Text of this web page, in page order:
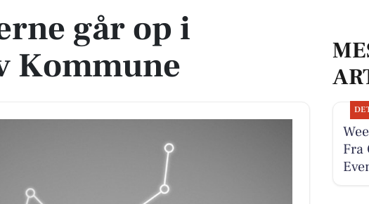
går op i
Kommune
Fra